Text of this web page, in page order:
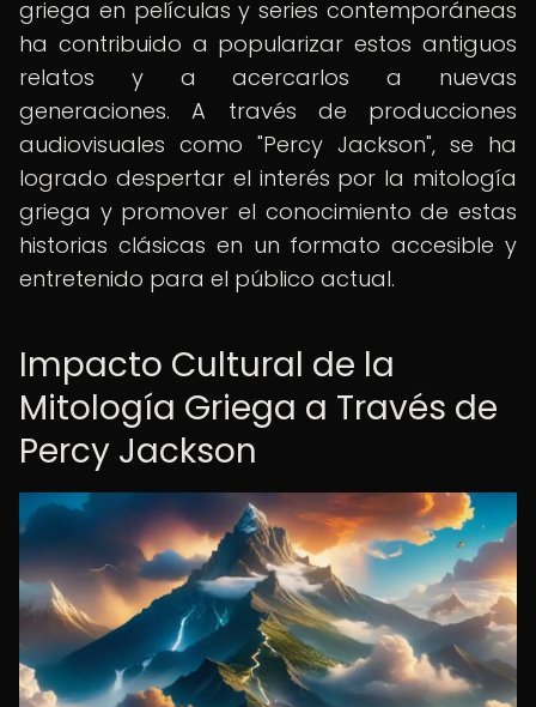
griega en películas y series contemporáneas
ha contribuido a popularizar estos antiguos
relatos y a acercarlos a nuevas
generaciones. A través de producciones
audiovisuales como "Percy Jackson", se ha
logrado despertar el interés por la mitología
griega y promover el conocimiento de estas
historias clásicas en un formato accesible y
entretenido para el público actual.
Impacto Cultural de la
Mitología Griega a Través de
Percy Jackson